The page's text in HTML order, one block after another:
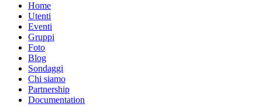
Home
Utenti
Eventi
Gruppi
Foto
Blog
Sondaggi
Chi siamo
Partnership
Documentation